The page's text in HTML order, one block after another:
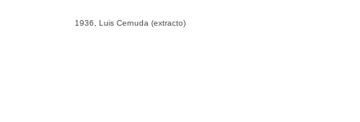
1936, Luis Cernuda (extracto)